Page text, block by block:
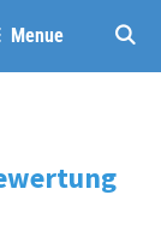
Menue